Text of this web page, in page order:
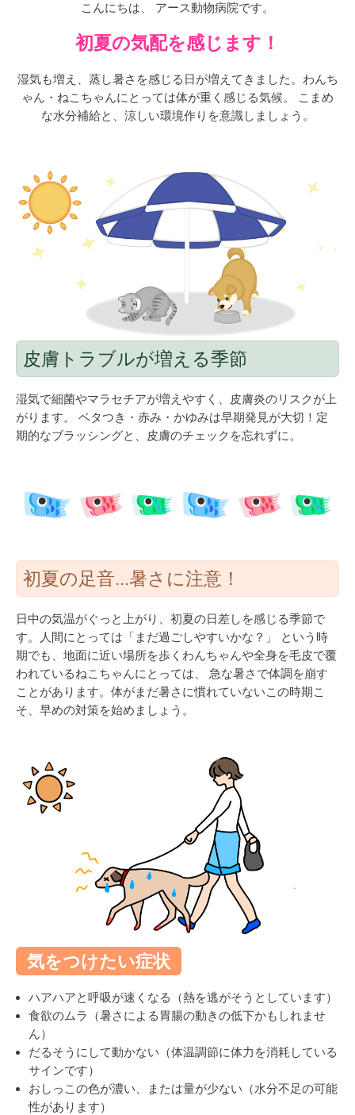
こんにちは、 アース動物病院です。
初夏の気配を感じます！
湿気も増え、蒸し暑さを感じる日が増えてきました。わんち
ゃん・ねこちゃんにとっては体が重く感じる気候。 こまめ
な水分補給と、涼しい環境作りを意識しましょう。
皮膚トラブルが増える季節
湿気で細菌やマラセチアが増えやすく、皮膚炎のリスクが上
がります。 ベタつき・赤み・かゆみは早期発見が大切！定
期的なブラッシングと、皮膚のチェックを忘れずに。
初夏の足音...暑さに注意！
日中の気温がぐっと上がり、初夏の日差しを感じる季節で
す。人間にとっては「まだ過ごしやすいかな？」 という時
期でも、地面に近い場所を歩くわんちゃんや全身を毛皮で覆
われているねこちゃんにとっては、 急な暑さで体調を崩す
ことがあります。体がまだ暑さに慣れていないこの時期こ
そ、早めの対策を始めましょう。
気をつけたい症状
ハアハアと呼吸が速くなる（熱を逃がそうとしています）
食欲のムラ（暑さによる胃腸の動きの低下かもしれませ
ん）
だるそうにして動かない（体温調節に体力を消耗している
サインです）
おしっこの色が濃い、または量が少ない（水分不足の可能
性があります）